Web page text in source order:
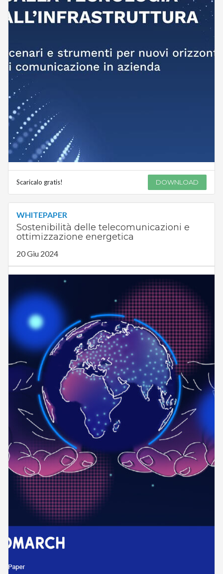
Scaricalo gratis! DOWNLOAD
WHITEPAPER
Sostenibilità delle telecomunicazioni e
ottimizzazione energetica
20 Giu 2024